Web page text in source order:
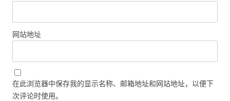
网站地址
在此浏览器中保存我的显示名称、邮箱地址和网站地址，以便下
次评论时使用。